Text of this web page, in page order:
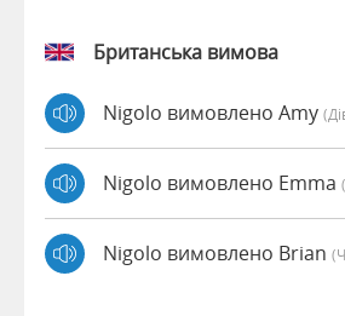
Британська вимова
Nigolo вимовлено Amy
Nigolo вимовлено Emma
Nigolo вимовлено Brian